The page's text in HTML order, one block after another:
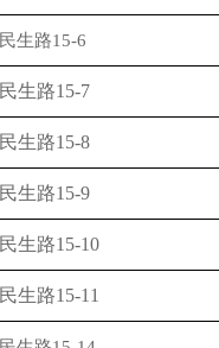
民生路15-6
民生路15-7
民生路15-8
民生路15-9
民生路15-10
民生路15-11